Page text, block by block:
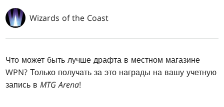
Wizards of the Coast
Что может быть лучше драфта в местном магазине
WPN? Только получать за это награды на вашу учетную
запись вMTG Arena!